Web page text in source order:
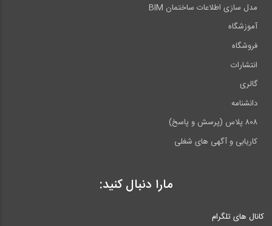
مدل سازی اطلاعات ساختمان BIM
آموزشگاه
فروشگاه
انتشارات
گالری
دانشنامه
۸۰۸ پلاس (پرسش و پاسخ)
کاریابی و آگهی های شغلی
مارا دنبال کنید:
کانال های تلگرام